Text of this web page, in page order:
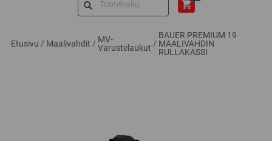
Etusivu / Maalivahdit / MV-
Varustelaukut /
BAUER PREMIUM 19
MAALIVAHDIN
RULLAKASSI